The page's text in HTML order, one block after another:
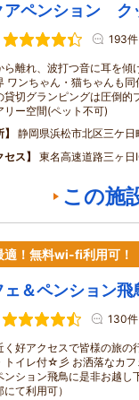
アペンション ク
193件
ら離れ、波打つ音に耳を傾
ワンちゃん・猫ちゃんも
貸切グランピングは圧倒的
リー空間(ペット不可)
静岡県浜松市北区三ケ
セス
東名高速道路三ヶ
この施
適！無料wi-fi利用可！
ェ＆ペンション飛
130件
く好アクセスで皆様の旅の
トイレ付☆彡 お洒落なカフ
ンション飛鳥に是非お越
て利用可）